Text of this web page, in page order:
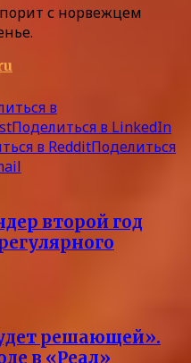
с норвежцем
в
Поделиться в LinkedIn
в RedditПоделиться
второй год
решающей».
в «Реал»